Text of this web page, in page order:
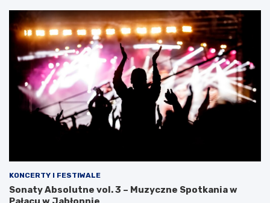
KONCERTY I FESTIWALE
Sonaty Absolutne vol. 3 – Muzyczne Spotkania w